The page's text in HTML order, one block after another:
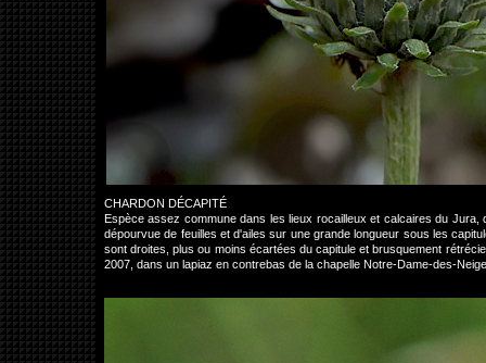
CHARDON DÉCAPITÉ
Espèce assez commune dans les lieux rocailleux et calcaires du
dépourvue de feuilles et d'ailes sur une grande longueur sous les
sont droites, plus ou moins écartées du capitule et brusquement
2007, dans un lapiaz en contrebas de la chapelle Notre-Dame-des-